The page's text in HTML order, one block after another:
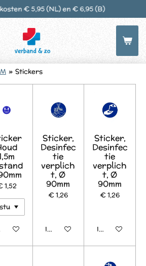
€ 5,95 (NL) en € 6,95 (B)
» Stickers
1,52
Sticker,
Desinfec
tie
verplich
t, Ø
90mm
€ 1,26
In winkelwagen
Sticker,
Desinfec
tie
verplich
t, Ø
90mm
€ 1,26
In winkelwagen